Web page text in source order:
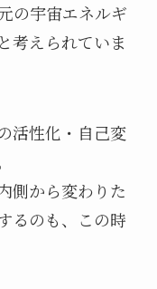
の宇宙エネルギ
考えられていま
活性化・自己変
側から変わりた
るのも、この時